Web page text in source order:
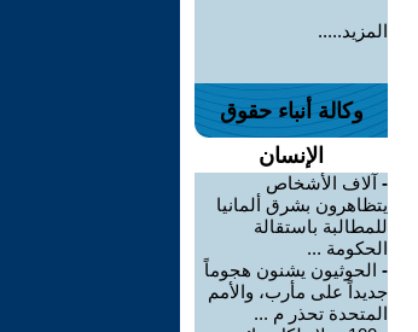
المزيد.....
وكالة أنباء حقوق
الإنسان
- آلاف الأشخاص
يتظاهرون بشرق ألمانيا
للمطالبة باستقالة
الحكومة ...
- الحوثيون يشنون هجوماً
جديداً على مأرب، والأمم
المتحدة تحذر م ...